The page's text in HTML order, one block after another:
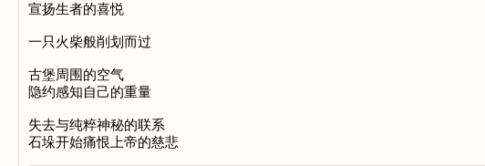
宣扬生者的喜悦
一只火柴般削划而过
古堡周围的空气
隐约感知自己的重量
失去与纯粹神秘的联系
石垛开始痛恨上帝的慈悲